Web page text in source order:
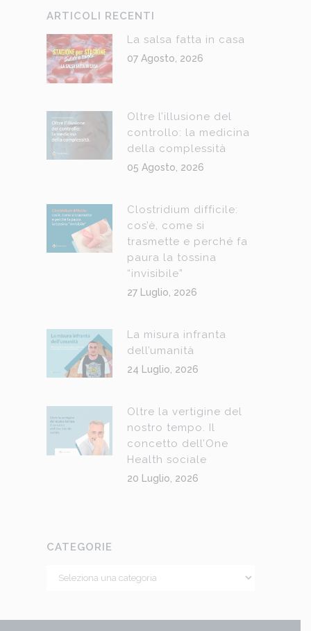
ARTICOLI RECENTI
La salsa fatta in casa
07 Agosto, 2026
Oltre l’illusione del
controllo: la medicina
della complessità
05 Agosto, 2026
Clostridium difficile:
cos’è, come si
trasmette e perché fa
paura la tossina
“invisibile”
27 Luglio, 2026
La misura infranta
dell’umanità
24 Luglio, 2026
Oltre la vertigine del
nostro tempo. Il
concetto dell’One
Health sociale
20 Luglio, 2026
CATEGORIE